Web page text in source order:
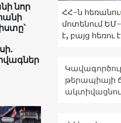
նոր
ՀՀ-ն
մոտենում
է, բայց հեռու
թերապիայի